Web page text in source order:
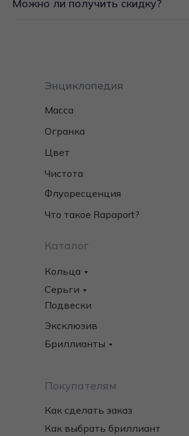
Можно ли получить скидку?
Покупателям
Как выбрать бриллиант
Как сделать заказ
Энциклопедия
Каталог
Кольца
Серьги
Подвески
Эксклюзив
Бриллианты
Чистота
Масса
Огранка
Цвет
Что такое Rapaport?
Флуоресценция